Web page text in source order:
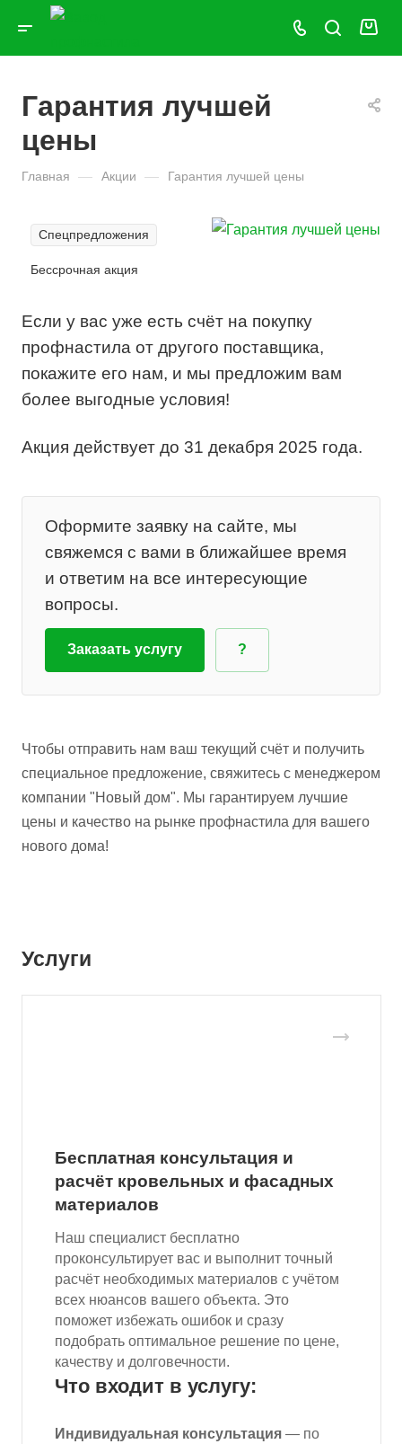
Гарантия лучшей
цены
Главная — Акции — Гарантия лучшей цены
Спецпредложения
Бессрочная акция
Если у вас уже есть счёт на покупку
профнастила от другого поставщика,
покажите его нам, и мы предложим вам
более выгодные условия!
Акция действует до 31 декабря 2025 года.
Оформите заявку на сайте, мы
свяжемся с вами в ближайшее время
и ответим на все интересующие
вопросы.
Заказать услугу ?
Чтобы отправить нам ваш текущий счёт и получить
специальное предложение, свяжитесь с менеджером
компании "Новый дом". Мы гарантируем лучшие
цены и качество на рынке профнастила для вашего
нового дома!
Услуги
Бесплатная консультация и
расчёт кровельных и фасадных
материалов
Наш специалист бесплатно
проконсультирует вас и выполнит точный
расчёт необходимых материалов с учётом
всех нюансов вашего объекта. Это
поможет избежать ошибок и сразу
подобрать оптимальное решение по цене,
качеству и долговечности.
Что входит в услугу:
Индивидуальная консультация — по